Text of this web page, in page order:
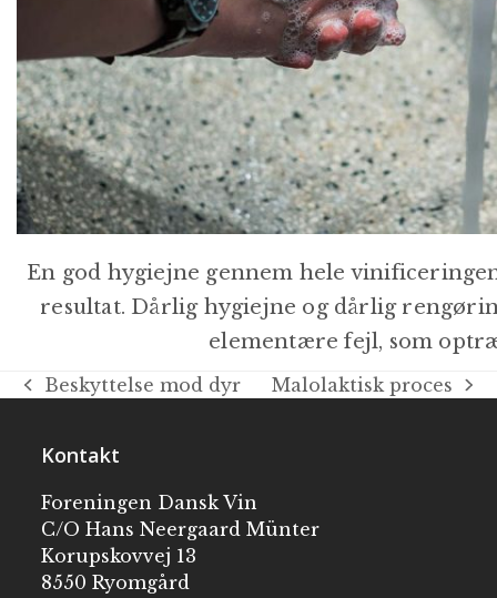
En god hygiejne gennem hele
resultat. Dårlig hygiejne og dårlig
elementære fejl, som
Beskyttelse mod dyr Malolaktisk proces
Kontakt
Foreningen Dansk Vin
C/O Hans Neergaard Münter
Korupskovvej 13
8550 Ryomgård